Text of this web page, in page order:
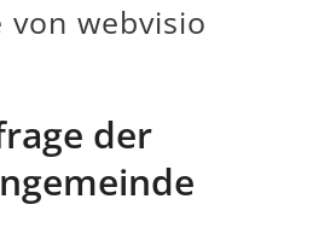
von webvisio
der